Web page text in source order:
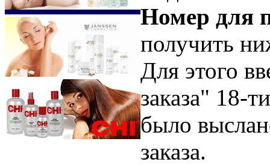
Номер для
получить
Для этого
заказа" 18-
было
заказа.